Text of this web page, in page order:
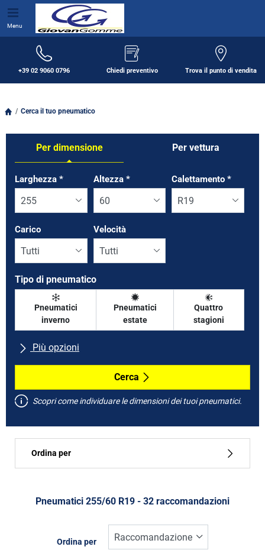
Menu
+39 02 9060 0796 Chiedi preventivo Trova il punto di vendita
Cerca il tuo pneumatico
Per dimensione Per vettura
Tab updated: Per dimensione
Larghezza * Altezza * Calettamento*
Carico Velocità
Tipo di pneumatico
Pneumatici
inverno
Pneumatici
estate
Quattro
stagioni
Più opzioni
Tutte le marche
Tipo di vettura
Run flat
Cerca
Scopri come individuare le dimensioni dei tuoi pneumatici.
Ordina per
Tipo di pneumatico
Inverno (3)
Pneumatici ‎255/60 R19 - 32 raccomandazioni
Ordina per